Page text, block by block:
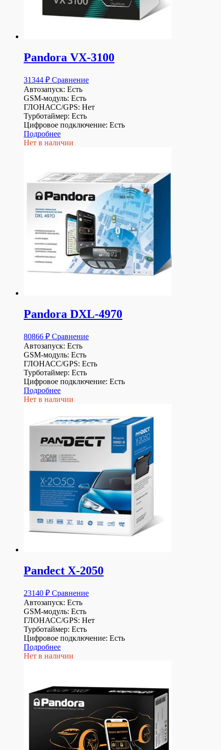
Pandora VX-3100
31344 ₽ Сравнение
Автозапуск: Есть
GSM-модуль: Есть
ГЛОНАСС/GPS: Нет
Турботаймер: Есть
Цифровое подключение: Есть
Подробнее
Нет в наличии
Pandora DXL-4970
80866 ₽ Сравнение
Автозапуск: Есть
GSM-модуль: Есть
ГЛОНАСС/GPS: Есть
Турботаймер: Есть
Цифровое подключение: Есть
Подробнее
Нет в наличии
Pandect X-2050
23140 ₽ Сравнение
Автозапуск: Есть
GSM-модуль: Есть
ГЛОНАСС/GPS: Нет
Турботаймер: Есть
Цифровое подключение: Есть
Подробнее
Нет в наличии